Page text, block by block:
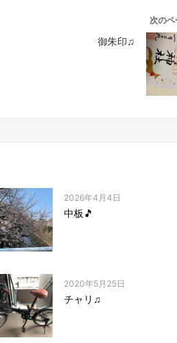
次のペ
御朱印♫
2026年4月4日
中板🎵
2020年5月25日
チャリ♫